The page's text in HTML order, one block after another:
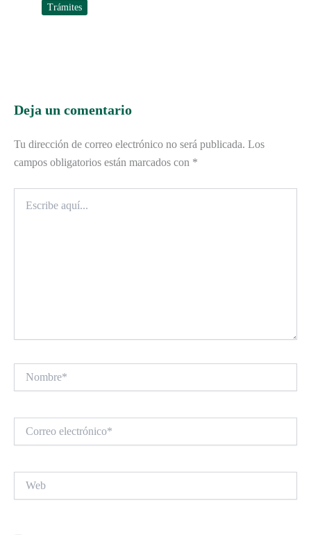
Trámites
Deja un comentario
Tu dirección de correo electrónico no será publicada. Los
campos obligatorios están marcados con *
aquí...
electrónico*